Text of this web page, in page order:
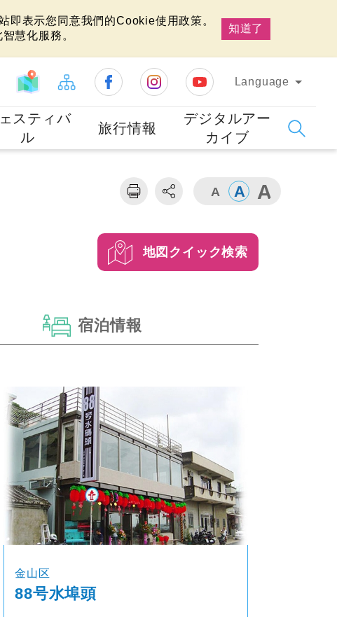
即表示您同意我們的Cookie使用政策。
慧化服務。
知道了
Language
スティバ
ル
旅行情報
デジタルアー
カイブ
地図クイック検索
宿泊情報
金山区
88号水埠頭